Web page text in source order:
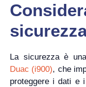
La sicurezza è
Duac (i900), che
proteggere i dati e